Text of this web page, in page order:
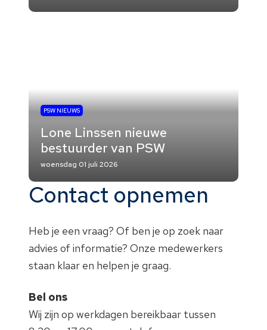
PSW NIEUWS
Lone Linssen nieuwe
bestuurder van PSW
woensdag 01 juli 2026
Contact opnemen
Heb je een vraag? Of ben je op zoek naar
advies of informatie? Onze medewerkers
staan klaar en helpen je graag.
Bel ons
Wij zijn op werkdagen bereikbaar tussen